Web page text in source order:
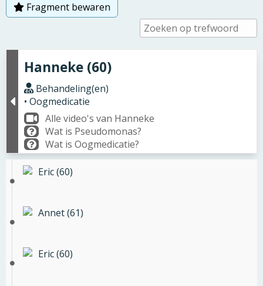
Fragment bewaren
Hanneke (60)
Behandeling(en)
• Oogmedicatie
Alle video's van Hanneke
Wat is Pseudomonas?
Wat is Oogmedicatie?
Eric (60)
Annet (61)
Eric (60)